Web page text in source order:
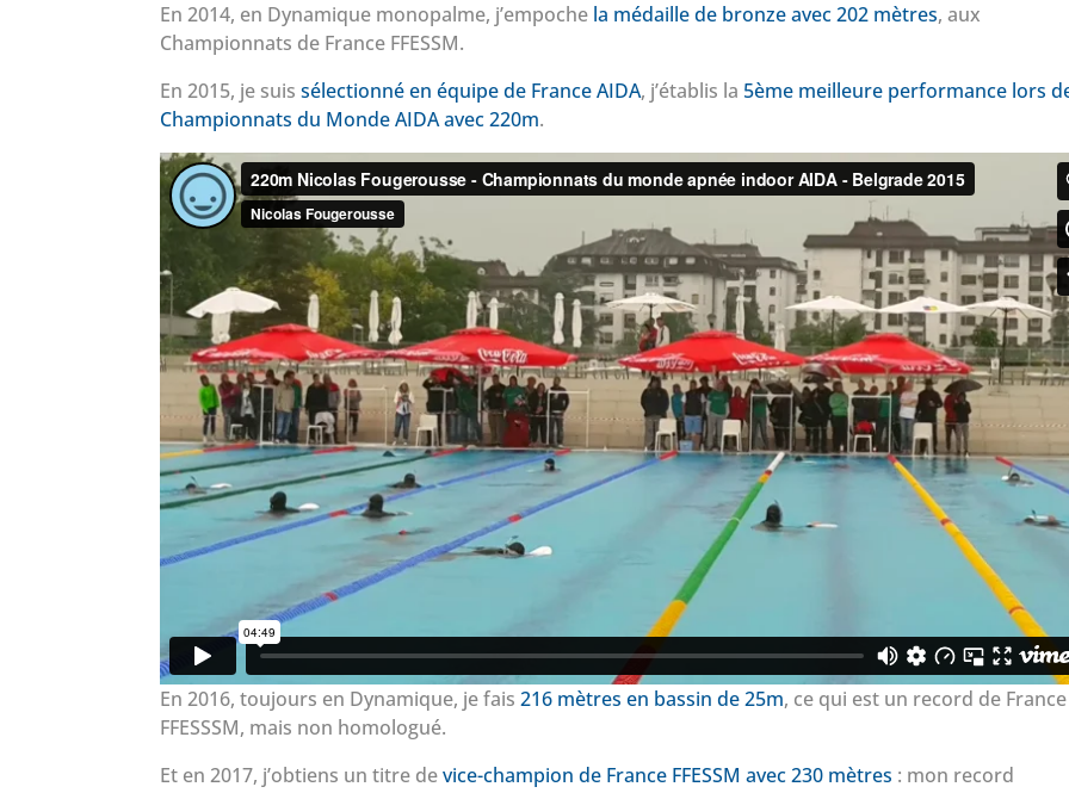
En 2014, en Dynamique monopalme, j’empoche la médaille de bronze avec 202 mètres, aux
Championnats de France FFESSM.
En 2015, je suissélectionné en équipe de France AIDA, j’établis la 5ème meilleure performance lors
Championnats du Monde AIDA avec 220m.
En 2016, toujours en Dynamique, je fais216 mètres en bassin de 25m, ce qui est un record de France
FFESSSM, mais non homologué.
Et en 2017, j’obtiens un titre device-champion de France FFESSM avec 230 mètres : mon record